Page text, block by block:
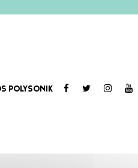
POLYSONIK